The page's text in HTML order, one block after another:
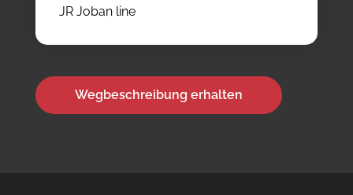
JR Joban line
Wegbeschreibung erhalten